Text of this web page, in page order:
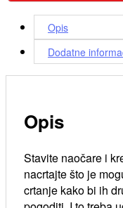
Opis
Dodatne
Opis
Stavite naočare i
nacrtajte što je
crtanje kako bi ih